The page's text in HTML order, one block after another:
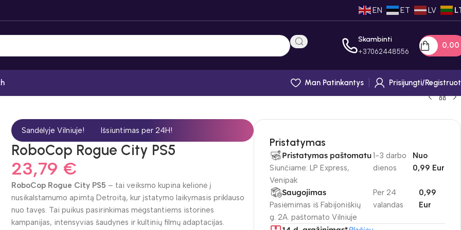
EN ET LV
Skambinti
+37062448556
0,00
Man Patinkantys
Prisijungti/
Sandėlyje Vilniuje!Išsiuntimas per 24H!
RoboCop Rogue City PS5
23,79 €
RoboCop Rogue City PS5 – tai veiksmo kupina kelionė į
nusikalstamumo apimtą Detroitą, kur įstatymo laikymasis priklauso
nuo tavęs. Tai puikus pasirinkimas mėgstantiems istorines
kampanijas, intensyvias šaudynes ir kultinių filmų adaptacijas.
Pristatymas
Pristatymas paštomatu
Siunčiame: LP Express,
Venipak
1-3 darbo
dienos
Nuo
0,99 Eur
Saugojimas
Pasiėmimas iš Fabijoniškių
g. 2A. paštomato Vilniuje
Per 24
valandas
0,99
Eur